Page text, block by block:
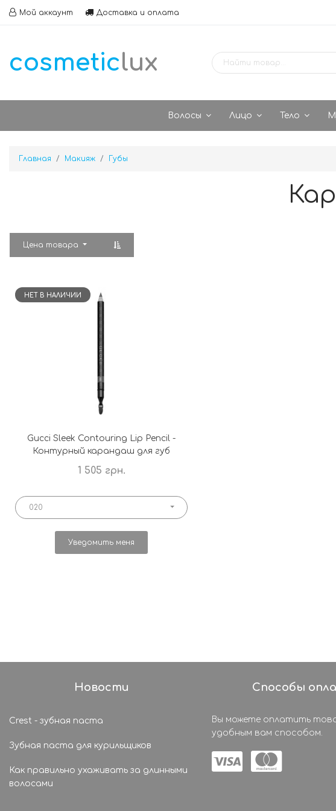
Мой аккаунт Доставка и оплата
cosmeticlux
Волосы Лицо Тело
Главная Макияж Губы
Цена товара
НЕТ В НАЛИЧИИ
Gucci Sleek Contouring Lip Pencil -
Контурный карандаш для губ
1 505 грн.
020
Уведомить меня
Новости
Crest - зубная паста
Зубная паста для курильщиков
Как правильно ухаживать за длинными
волосами
Способы
Вы можете оплатить
удобным вам способом.